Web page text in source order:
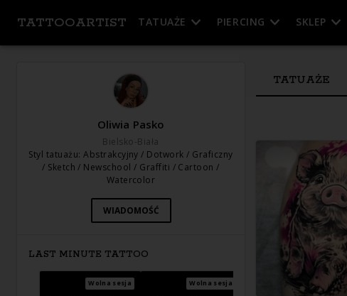
TATTOOARTIST TATUAŻE PIERCING SKLEP
Oliwia Pasko
Bielsko-Biała
Styl tatuażu: Abstrakcyjny / Dotwork / Graficzny
/ Sketch / Newschool / Graffiti / Cartoon /
Watercolor
WIADOMOŚĆ
LAST MINUTE TATTOO
Wolna sesja Wolna sesja Wolna sesja
TATUAŻE